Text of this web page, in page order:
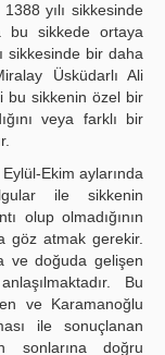
yılı sikkesinde
bu sikkede ortaya
sikkesinde bir daha
Üsküdarlı Ali
bu sikkenin özel bir
veya farklı bir
Eylül-Ekim aylarında
ile sikkenin
olup olmadığının
göz atmak gerekir.
ve doğuda gelişen
Bu
ve Karamanoğlu
ile sonuçlanan
sonlarına doğru